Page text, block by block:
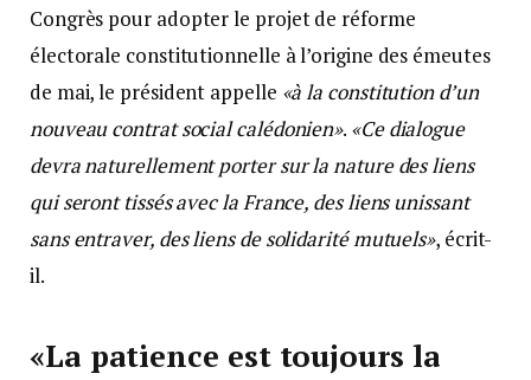
Congrès pour adopter le projet de réforme
électorale constitutionnelle à l’origine des émeutes
de mai, le président appelle «à la constitution d’un
nouveau contrat social calédonien». «Ce dialogue
devra naturellement porter sur la nature des liens
qui seront tissés avec la France, des liens unissant
sans entraver, des liens de solidarité mutuels», écrit-
il.
«La patience est toujours la